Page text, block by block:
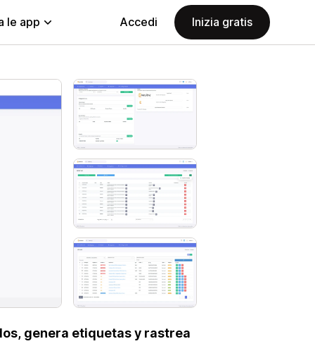
le app Accedi Inizia gratis
genera etiquetas y rastrea